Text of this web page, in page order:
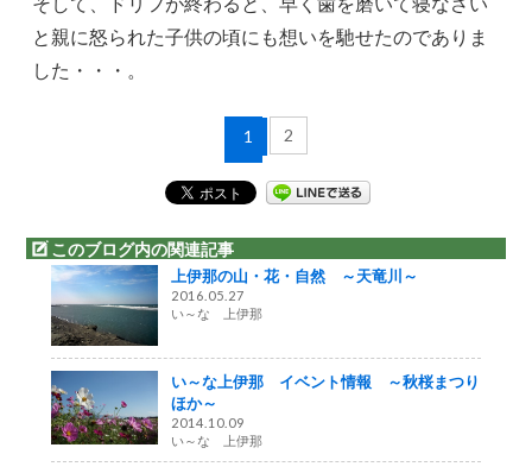
と親に怒られた子供の頃にも想いを馳せたのでありま
した・・・。
1 2
このブログ内の関連記事
上伊那の山・花・自然 ～天竜川～
2016.05.27
い～な 上伊那
い～な上伊那 イベント情報 ～秋桜まつり
ほか～
2014.10.09
い～な 上伊那